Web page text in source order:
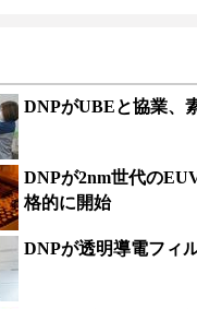
DNPがUBEと協業、
DNPが2nm世代の
格的に開始
DNPが透明導電フィ